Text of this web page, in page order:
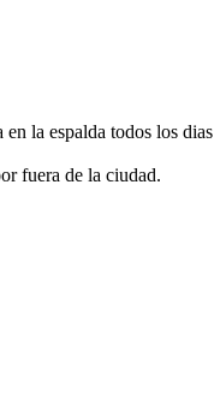
la espalda todos los
fuera de la ciudad.